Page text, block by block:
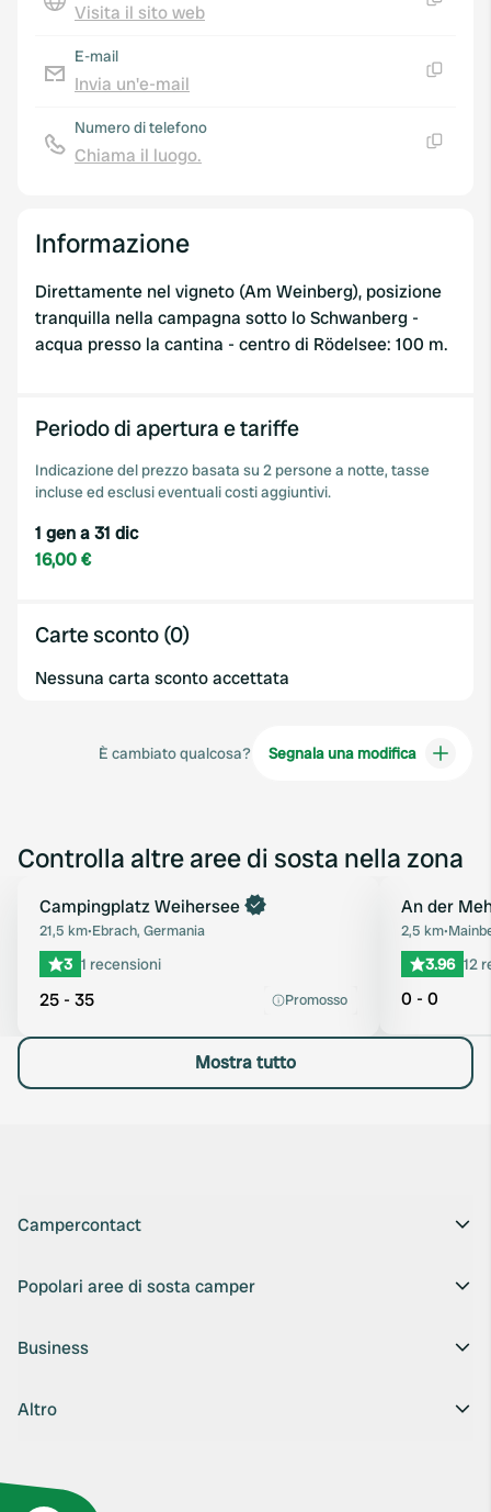
Visita il sito web
E-mail
Invia un'e-mail
Numero di telefono
Chiama il luogo.
Informazione
Direttamente nel vigneto (Am Weinberg), posizione
tranquilla nella campagna sotto lo Schwanberg -
acqua presso la cantina - centro di Rödelsee: 100 m.
Periodo di apertura e tariffe
Indicazione del prezzo basata su 2 persone a notte, tasse
incluse ed esclusi eventuali costi aggiuntivi.
1 gen a 31 dic
16,00 €
Carte sconto (0)
Nessuna carta sconto accettata
È cambiato qualcosa? Segnala una modifica
Controlla altre aree di sosta nella zona
Preferito
Prenota ora
Campingplatz Weihersee
21,5 km•Ebrach, Germania
3 1 recensioni
25 - 35 Promosso
An der
2,5 km•
3.96 12
0 - 0
Mostra tutto
Campercontact
Popolari aree di sosta camper
Business
Altro